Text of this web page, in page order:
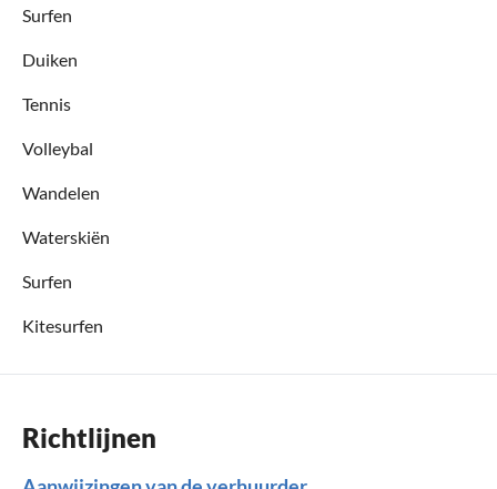
Surfen
Duiken
Tennis
Volleybal
Wandelen
Waterskiën
Surfen
Kitesurfen
Richtlijnen